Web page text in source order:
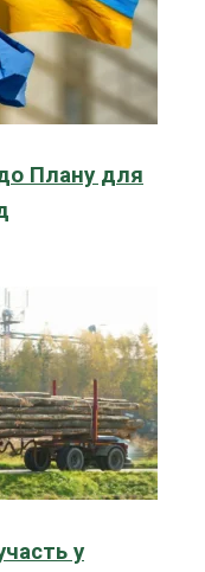
Плану для
у